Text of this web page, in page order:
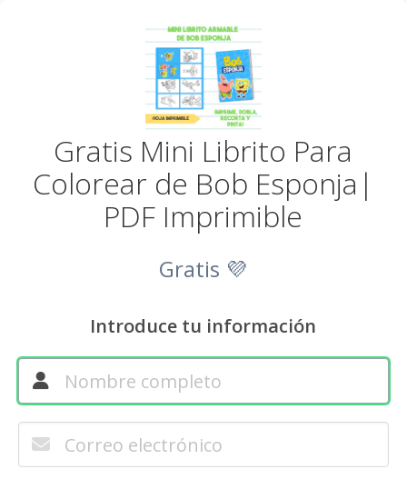
Gratis Mini Librito Para
Colorear de Bob Esponja|
PDF Imprimible
Gratis 💜
Introduce tu información